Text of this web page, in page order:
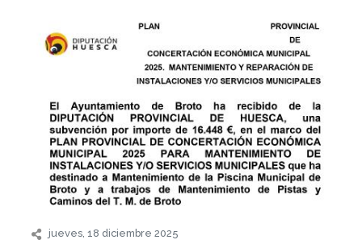
jueves, 18 diciembre 2025